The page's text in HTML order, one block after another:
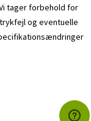
tager forbehold for
trykfejl og eventuelle